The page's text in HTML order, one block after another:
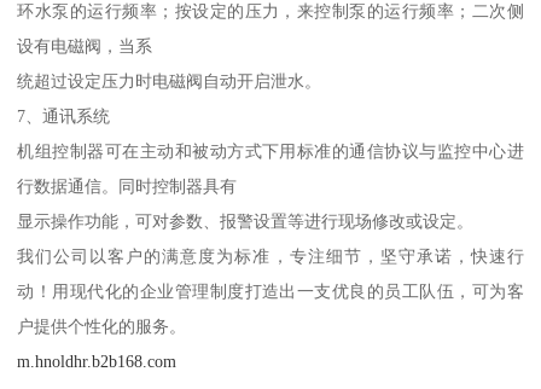
环水泵的运行频率；按设定的压力，来控制泵的运行频率；二次侧
设有电磁阀，当系
统超过设定压力时电磁阀自动开启泄水。
7、通讯系统
机组控制器可在主动和被动方式下用标准的通信协议与监控中心进
行数据通信。同时控制器具有
显示操作功能，可对参数、报警设置等进行现场修改或设定。
我们公司以客户的满意度为标准，专注细节，坚守承诺，快速行
动！用现代化的企业管理制度打造出一支优良的员工队伍，可为客
户提供个性化的服务。
m.hnoldhr.b2b168.com